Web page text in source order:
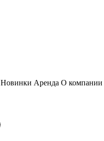
Новинки Аренда О компании